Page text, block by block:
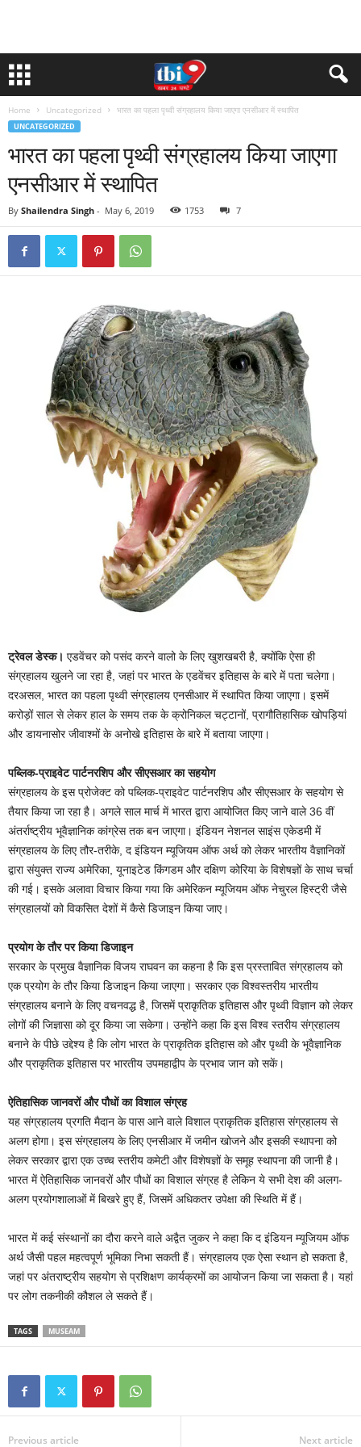
Home Uncategorized भारत का पहला पृथ्वी संग्रहालय किया जाएगा एनसीआर में स्थापित
UNCATEGORIZED
भारत का पहला पृथ्वी संग्रहालय किया जाएगा
एनसीआर में स्थापित
By Shailendra Singh - May 6, 2019 1753 7
ट्रेवल डेस्क। एडवेंचर को पसंद करने वालो के लिए खुशखबरी है, क्योंकि ऐसा ही
संग्रहालय खुलने जा रहा है, जहां पर भारत के एडवेंचर इतिहास के बारे में पता चलेगा।
दरअसल, भारत का पहला पृथ्वी संग्रहालय एनसीआर में स्थापित किया जाएगा। इसमें
करोड़ों साल से लेकर हाल के समय तक के क्रोनिकल चट्टानों, प्रागौतिहासिक खोपड़ियां
और डायनासोर जीवाश्मों के अनोखे इतिहास के बारे में बताया जाएगा।
पब्लिक-प्राइवेट पार्टनरशिप और सीएसआर का सहयोग
संग्रहालय के इस प्रोजेक्ट को पब्लिक-प्राइवेट पार्टनरशिप और सीएसआर के सहयोग से
तैयार किया जा रहा है। अगले साल मार्च में भारत द्वारा आयोजित किए जाने वाले 36 वीं
अंतर्राष्ट्रीय भूवैज्ञानिक कांग्रेस तक बन जाएगा। इंडियन नेशनल साइंस एकेडमी में
संग्रहालय के लिए तौर-तरीके, द इंडियन म्यूजियम ऑफ अर्थ को लेकर भारतीय वैज्ञानिकों
द्वारा संयुक्त राज्य अमेरिका, यूनाइटेड किंगडम और दक्षिण कोरिया के विशेषज्ञों के साथ चर्चा
की गई। इसके अलावा विचार किया गया कि अमेरिकन म्यूजियम ऑफ नेचुरल हिस्ट्री जैसे
संग्रहालयों को विकसित देशों में कैसे डिजाइन किया जाए।
प्रयोग के तौर पर किया डिजाइन
सरकार के प्रमुख वैज्ञानिक विजय राघवन का कहना है कि इस प्रस्तावित संग्रहालय को
एक प्रयोग के तौर किया डिजाइन किया जाएगा। सरकार एक विश्वस्तरीय भारतीय
संग्रहालय बनाने के लिए वचनवद्ध है, जिसमें प्राकृतिक इतिहास और पृथ्वी विज्ञान को लेकर
लोगों की जिज्ञासा को दूर किया जा सकेगा। उन्होंने कहा कि इस विश्व स्तरीय संग्रहालय
बनाने के पीछे उद्देश्य है कि लोग भारत के प्राकृतिक इतिहास को और पृथ्वी के भूवैज्ञानिक
और प्राकृतिक इतिहास पर भारतीय उपमहाद्वीप के प्रभाव जान को सकें।
ऐतिहासिक जानवरों और पौधों का विशाल संग्रह
यह संग्रहालय प्रगति मैदान के पास आने वाले विशाल प्राकृतिक इतिहास संग्रहालय से
अलग होगा। इस संग्रहालय के लिए एनसीआर में जमीन खोजने और इसकी स्थापना को
लेकर सरकार द्वारा एक उच्च स्तरीय कमेटी और विशेषज्ञों के समूह स्थापना की जानी है।
भारत में ऐतिहासिक जानवरों और पौधों का विशाल संग्रह है लेकिन ये सभी देश की अलग-
अलग प्रयोगशालाओं में बिखरे हुए हैं, जिसमें अधिकतर उपेक्षा की स्थिति में हैं।
भारत में कई संस्थानों का दौरा करने वाले अद्वैत जुकर ने कहा कि द इंडियन म्यूजियम ऑफ
अर्थ जैसी पहल महत्वपूर्ण भूमिका निभा सकती हैं। संग्रहालय एक ऐसा स्थान हो सकता है,
जहां पर अंतराष्ट्रीय सहयोग से प्रशिक्षण कार्यक्रमों का आयोजन किया जा सकता है। यहां
पर लोग तकनीकी कौशल ले सकते हैं।
TAGS MUSEAM
Previous article Next article